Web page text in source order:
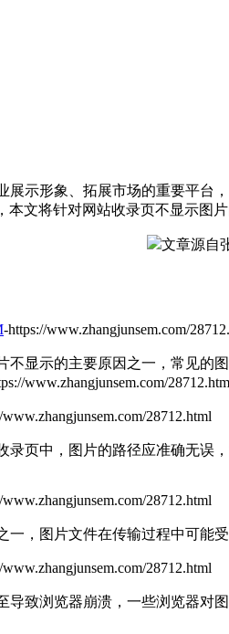
展示形象、拓展市场的重要平台
本文将针对网站收录页不显示图
文章源自
-https://www.zhangjunsem.com/
不显示的主要原因之一，常见的
www.zhangjunsem.com/
28712.html
录页中，图片的路径应准确无误
28712.html
，图片文件在传输过程中可能
28712.html
致浏览器崩溃，一些浏览器对